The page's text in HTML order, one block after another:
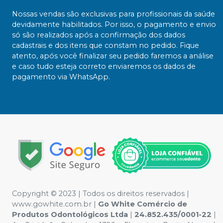
Nossas vendas são exclusivas para profissionais da saúde
devidamente habilitados. Por isso, o pagamento e envio
só são realizados após a confirmação dos dados
cadastrais e dos itens que constam no pedido. Fique
atento, após você finalizar seu pedido faremos a análise
e caso tudo esteja correto enviaremos os dados de
pagamento via WhatsApp.
Copyright ©️ 2023 | Todos os direitos reservados |
www.gowhite.com.br | Go White Comércio de
Produtos Odontológicos Ltda | 24.852.435/0001-22 |